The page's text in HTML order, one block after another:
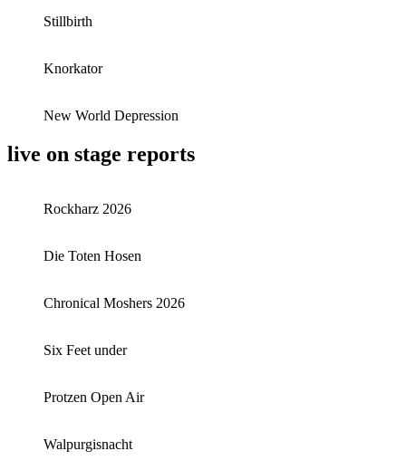
Stillbirth
Knorkator
New World Depression
live on stage reports
Rockharz 2026
Die Toten Hosen
Chronical Moshers 2026
Six Feet under
Protzen Open Air
Walpurgisnacht